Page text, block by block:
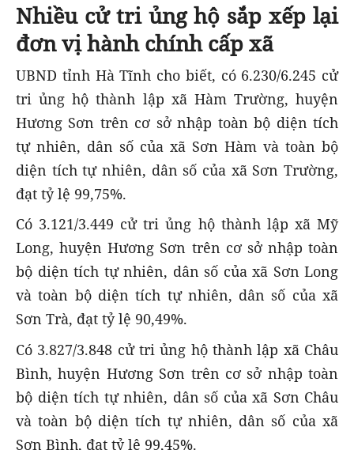
Nhiều cử tri ủng hộ sắp xếp lại
đơn vị hành chính cấp xã
UBND tỉnh Hà Tĩnh cho biết, có 6.230/6.245 cử
tri ủng hộ thành lập xã Hàm Trường, huyện
Hương Sơn trên cơ sở nhập toàn bộ diện tích
tự nhiên, dân số của xã Sơn Hàm và toàn bộ
diện tích tự nhiên, dân số của xã Sơn Trường,
đạt tỷ lệ 99,75%.
Có 3.121/3.449 cử tri ủng hộ thành lập xã Mỹ
Long, huyện Hương Sơn trên cơ sở nhập toàn
bộ diện tích tự nhiên, dân số của xã Sơn Long
và toàn bộ diện tích tự nhiên, dân số của xã
Sơn Trà, đạt tỷ lệ 90,49%.
Có 3.827/3.848 cử tri ủng hộ thành lập xã Châu
Bình, huyện Hương Sơn trên cơ sở nhập toàn
bộ diện tích tự nhiên, dân số của xã Sơn Châu
và toàn bộ diện tích tự nhiên, dân số của xã
Sơn Bình, đạt tỷ lệ 99,45%.